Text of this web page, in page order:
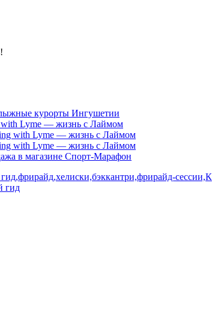
курорты Ингушетии
Lyme — жизнь с Лаймом
with Lyme — жизнь с Лаймом
with Lyme — жизнь с Лаймом
в магазине Спорт-Марафон